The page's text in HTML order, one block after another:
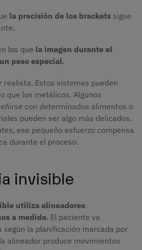
la precisión de los brackets sigue
los que la imagen durante el
peso especial.
realista. Estos sistemas pueden
que los metálicos. Algunos
con determinados alimentos o
pueden ser algo más delicados.
ese pequeño esfuerzo compensa
durante el proceso.
invisible
utiliza alineadores
a medida. El paciente va
según la planificación marcada por
alineador produce movimientos